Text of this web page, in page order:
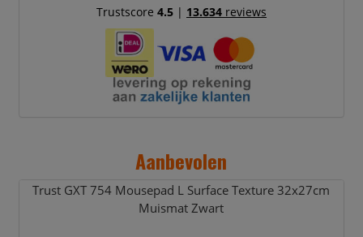
Trustscore 4.5| 13.634reviews
Aanbevolen
Trust GXT 754 Mousepad L Surface Texture 32x27cm
Muismat Zwart